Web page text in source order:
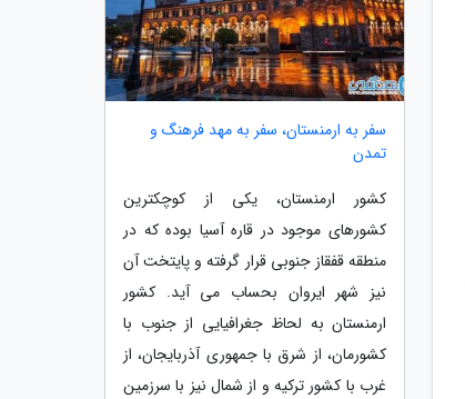
سفر به ارمنستان، سفر به مهد فرهنگ و
تمدن
کشور ارمنستان، یکی از کوچکترین
کشورهای موجود در قاره آسیا بوده که در
منطقه قفقاز جنوبی قرار گرفته و پایتخت آن
نیز شهر ایروان بحساب می آید. کشور
ارمنستان به لحاظ جغرافیایی از جنوب با
کشورمان، از شرق با جمهوری آذربایجان، از
غرب با کشور ترکیه و از شمال نیز با سرزمین